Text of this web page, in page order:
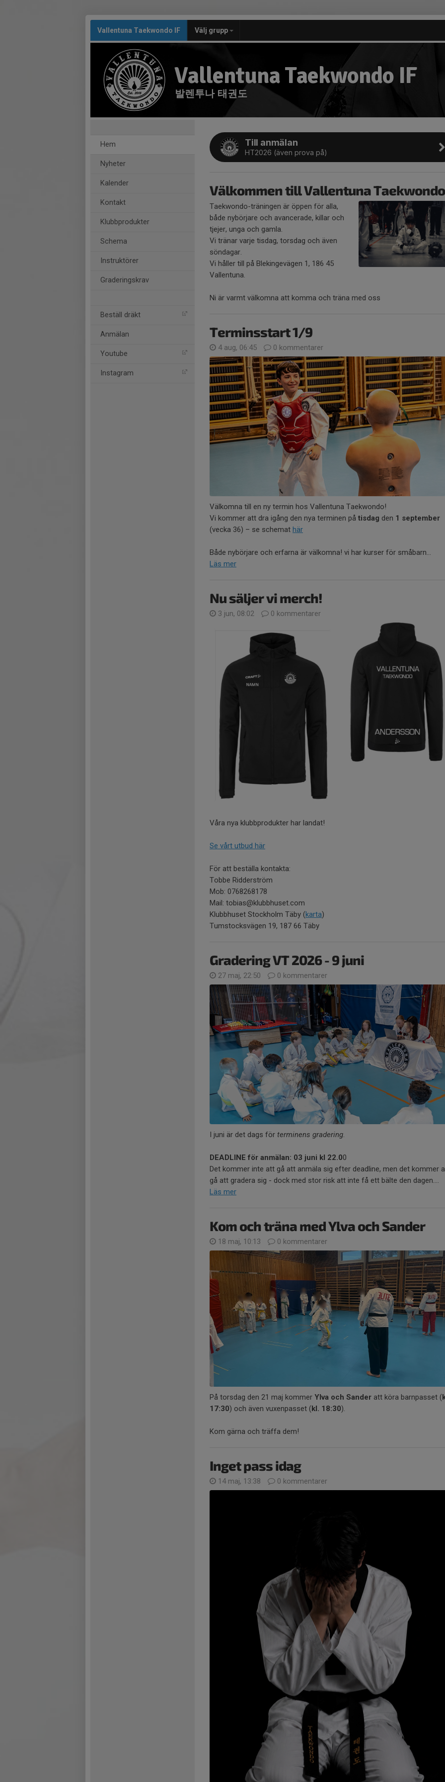
Vallentuna Taekwondo IF Välj grupp
Vallentuna Taekwondo IF
발렌투나 태권도
Hem
Nyheter
Kalender
Kontakt
Klubbprodukter
Schema
Instruktörer
Graderingskrav
Beställ dräkt
Anmälan
Youtube
Instagram
Till anmälan
HT2026 (även prova på)
Välkommen till Vallentuna Taekwondo
Taekwondo-träningen är öppen för alla,
både nybörjare och avancerade, killar och
tjejer, unga och gamla.
Vi tränar varje tisdag, torsdag och även
söndagar.
Vi håller till på Blekingevägen 1, 186 45
Vallentuna.
Ni är varmt välkomna att komma och träna med oss
Terminsstart 1/9
4 aug, 06:45 0 kommentarer
Välkomna till en ny termin hos Vallentuna Taekwondo!
Vi kommer att dra igång den nya terminen på tisdag den 1 september
(vecka 36) – se schemat här
Både nybörjare och erfarna är välkomna! vi har kurser för småbarn...
Läs mer
Nu säljer vi merch!
3 jun, 08:02 0 kommentarer
Våra nya klubbprodukter har landat!
Se vårt utbud här
För att beställa kontakta:
Tobbe Ridderström
Mob: 0768268178
Mail: tobias@klubbhuset.com
Klubbhuset Stockholm Täby (karta)
Tumstocksvägen 19, 187 66 Täby
Gradering VT 2026 - 9 juni
27 maj, 22:50 0 kommentarer
I juni är det dags för terminens gradering.
DEADLINE för anmälan: 03 juni kl 22.00
Det kommer inte att gå att anmäla sig efter deadline, men det kommer
gå att gradera sig - dock med stor risk att inte få ett bälte den dagen....
Läs mer
Kom och träna med Ylva och Sander
18 maj, 10:13 0 kommentarer
På torsdag den 21 maj kommer Ylva och Sander att köra barnpasset (
17:30) och även vuxenpasset (kl. 18:30).
Kom gärna och träffa dem!
Inget pass idag
14 maj, 13:38 0 kommentarer